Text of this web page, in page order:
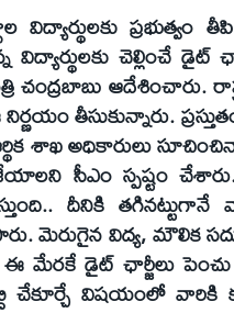
ప్రభుత్వం
విద్యార్థులకు చెల్లించే
చంద్రబాబు ఆదేశించారు.
తీసుకున్నారు. ప్రస్తుతం
శాఖ అధికారులు
సీఎం స్పష్టం
దీనికి
మెరుగైన విద్య,
డైట్ ఛార్జీలు పెంచు
చేకూర్చే విషయంలో